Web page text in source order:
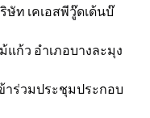
ท เคเอสพีวู๊ดเด้นบ๊
ม้แก้ว อำเภอบางละมุง
าร่วมประชุมประกอบ